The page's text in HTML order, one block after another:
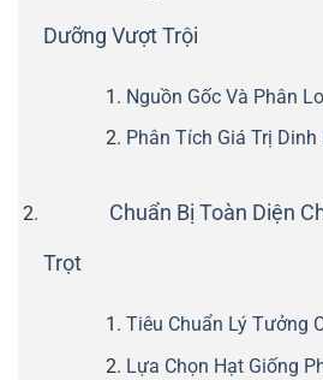
Dưỡng Vượt Trội
Nguồn Gốc Và Phân
Phân Tích Giá Trị Dinh
Chuẩn Bị Toàn Diện
Trọt
Tiêu Chuẩn Lý Tưởng
Lựa Chọn Hạt Giống